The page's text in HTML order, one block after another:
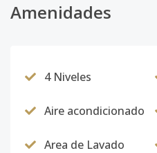
Amenidades
4 Niveles
Aire acondicionado
Area de Lavado